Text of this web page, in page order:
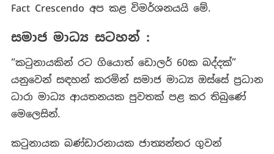
Fact Crescendo අප කළ විමර්ශනයයි මේ.
සමාජ මාධ්‍ය සටහන් :
“කටුනායකින් රට ගියොත් ඩොලර් 60ක බද්දක්”
යනුවෙන් සඳහන් කරමින් සමාජ මාධ්‍ය ඔස්සේ ප්‍රධාන
ධාරා මාධ්‍ය ආයතනයක පුවතක් පළ කර තිබුණේ
මෙලෙසින්.
කටුනායක බණ්ඩාරනායක ජාත්‍යන්තර ගුවන්